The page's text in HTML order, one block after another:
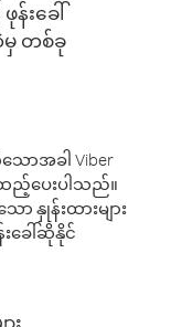
းခေါ်
မှ တစ်ခု
အခါ Viber
ပေးပါသည်။
နှုန်းထားများ
ခေါ်ဆိုနိုင်
း